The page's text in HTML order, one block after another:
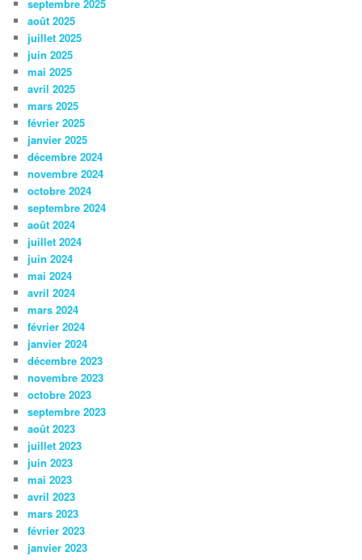
septembre 2025
août 2025
juillet 2025
juin 2025
mai 2025
avril 2025
mars 2025
février 2025
janvier 2025
décembre 2024
novembre 2024
octobre 2024
septembre 2024
août 2024
juillet 2024
juin 2024
mai 2024
avril 2024
mars 2024
février 2024
janvier 2024
décembre 2023
novembre 2023
octobre 2023
septembre 2023
août 2023
juillet 2023
juin 2023
mai 2023
avril 2023
mars 2023
février 2023
janvier 2023